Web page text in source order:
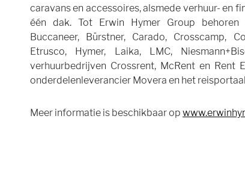
caravans en accessoires, alsmede verhuur- en
één dak. Tot Erwin Hymer Group behoren
Buccaneer, Bürstner, Carado, Crosscamp,
Etrusco, Hymer, Laika, LMC,
verhuurbedrijven Crossrent, McRent en Rent
onderdelenleverancier Movera en het
Meer informatie is beschikbaar op